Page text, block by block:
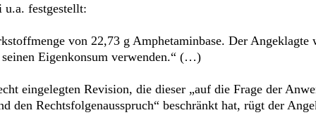
u.a. festgestellt:
von 22,73 g Amphetaminbase. Der
Eigenkonsum verwenden.“ (…)
eingelegten Revision, die dieser „auf die Frage der
den Rechtsfolgenausspruch“ beschränkt hat, rügt der